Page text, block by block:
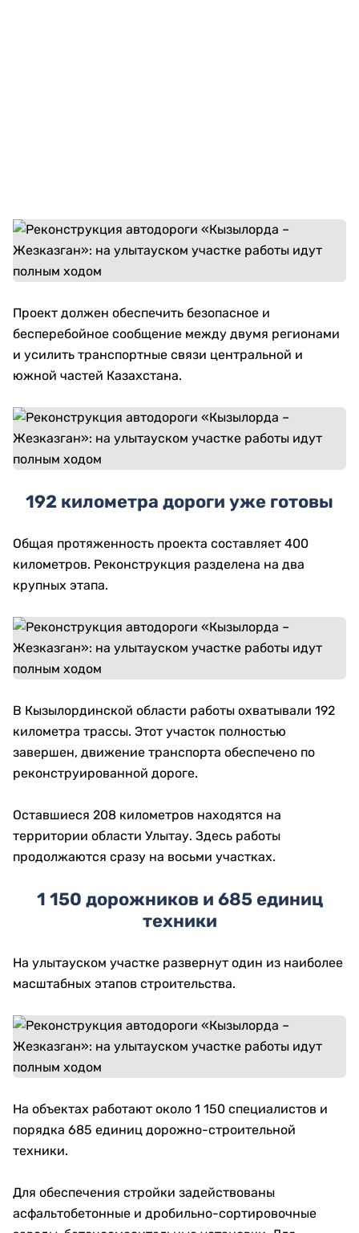
Проект должен обеспечить безопасное и
бесперебойное сообщение между двумя регионами
и усилить транспортные связи центральной и
южной частей Казахстана.
192 километра дороги уже готовы
Общая протяженность проекта составляет 400
километров. Реконструкция разделена на два
крупных этапа.
В Кызылординской области работы охватывали 192
километра трассы. Этот участок полностью
завершен, движение транспорта обеспечено по
реконструированной дороге.
Оставшиеся 208 километров находятся на
территории области Улытау. Здесь работы
продолжаются сразу на восьми участках.
1 150 дорожников и 685 единиц
техники
На улытауском участке развернут один из наиболее
масштабных этапов строительства.
На объектах работают около 1 150 специалистов и
порядка 685 единиц дорожно-строительной
техники.
Для обеспечения стройки задействованы
асфальтобетонные и дробильно-сортировочные